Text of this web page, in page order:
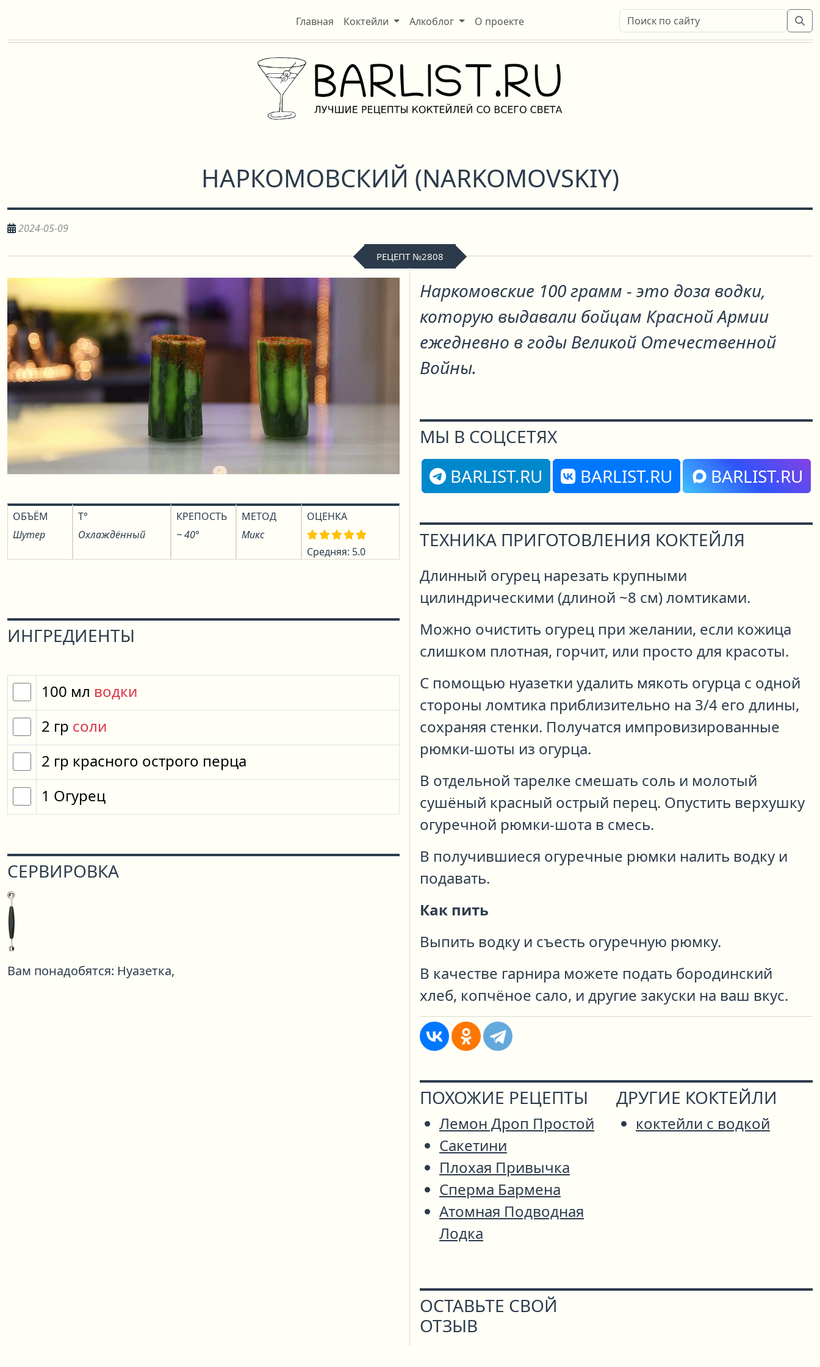
Главная Коктейли Алкоблог О проекте
НАРКОМОВСКИЙ (NARKOMOVSKIY)
2024-05-09
РЕЦЕПТ №2808
ОБЪЁМ
Шутер
T°
Охлаждённый
КРЕПОСТЬ
~ 40°
МЕТОД
Микс
ОЦЕНКА
Средняя: 5.0
ИНГРЕДИЕНТЫ
100 мл водки
2 гр соли
2 гр красного острого перца
1 Огурец
СЕРВИРОВКА
Вам понадобятся: Нуазетка,
Наркомовские 100 грамм - это доза водки,
которую выдавали бойцам Красной Армии
ежедневно в годы Великой Отечественной
Войны.
МЫ В СОЦСЕТЯХ
BARLIST.RU
BARLIST.RU BARLIST.RU
ТЕХНИКА ПРИГОТОВЛЕНИЯ КОКТЕЙЛЯ
Длинный огурец нарезать крупными
цилиндрическими (длиной ~8 см) ломтиками.
Можно очистить огурец при желании, если кожица
слишком плотная, горчит, или просто для красоты.
С помощью нуазетки удалить мякоть огурца с одной
стороны ломтика приблизительно на 3/4 его длины,
сохраняя стенки. Получатся импровизированные
рюмки-шоты из огурца.
В отдельной тарелке смешать соль и молотый
сушёный красный острый перец. Опустить верхушку
огуречной рюмки-шота в смесь.
В получившиеся огуречные рюмки налить водку и
подавать.
Как пить
Выпить водку и съесть огуречную рюмку.
В качестве гарнира можете подать бородинский
хлеб, копчёное сало, и другие закуски на ваш вкус.
ПОХОЖИЕ РЕЦЕПТЫ
Лемон Дроп Простой
Сакетини
Плохая Привычка
Сперма Бармена
Атомная Подводная
Лодка
ДРУГИЕ КОКТЕЙЛИ
коктейли с водкой
ОСТАВЬТЕ СВОЙ
ОТЗЫВ